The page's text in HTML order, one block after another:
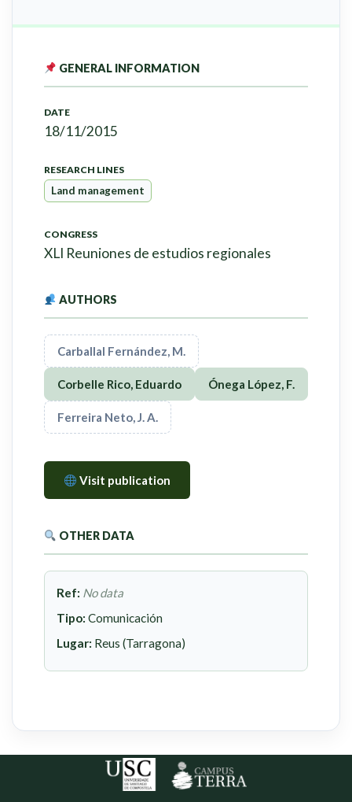
GENERAL INFORMATION
DATE
18/11/2015
RESEARCH LINES
Land management
CONGRESS
XLI Reuniones de estudios regionales
AUTHORS
Carballal Fernández, M.
Corbelle Rico, Eduardo Ónega López, F.
Ferreira Neto, J. A.
Visit publication
OTHER DATA
Ref: No data
Tipo: Comunicación
Lugar: Reus (Tarragona)